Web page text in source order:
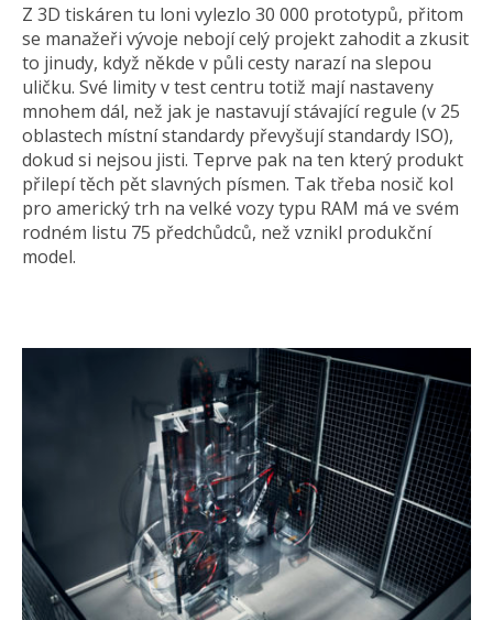
Z 3D tiskáren tu loni vylezlo 30 000 prototypů, přitom
se manažeři vývoje nebojí celý projekt zahodit a zkusit
to jinudy, když někde v půli cesty narazí na slepou
uličku. Své limity v test centru totiž mají nastaveny
mnohem dál, než jak je nastavují stávající regule (v 25
oblastech místní standardy převyšují standardy ISO),
dokud si nejsou jisti. Teprve pak na ten který produkt
přilepí těch pět slavných písmen. Tak třeba nosič kol
pro americký trh na velké vozy typu RAM má ve svém
rodném listu 75 předchůdců, než vznikl produkční
model.